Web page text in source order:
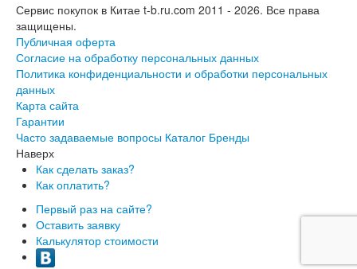
Сервис покупок в Китае t-b.ru.com 2011 - 2026. Все права
защищены.
Публичная оферта
Согласие на обработку персональных данных
Политика конфиденциальности и обработки персональных
данных
Карта сайта
Гарантии
Часто задаваемые вопросы Каталог Бренды
Наверх
Как сделать заказ?
Как оплатить?
Первый раз на сайте?
Оставить заявку
Калькулятор стоимости